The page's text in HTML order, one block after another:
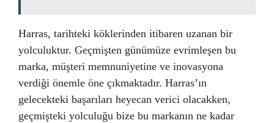
Harras, tarihteki köklerinden itibaren uzanan bir
yolculuktur. Geçmişten günümüze evrimleşen bu
marka, müşteri memnuniyetine ve inovasyona
verdiği önemle öne çıkmaktadır. Harras’ın
gelecekteki başarıları heyecan verici olacakken,
geçmişteki yolculuğu bize bu markanın ne kadar